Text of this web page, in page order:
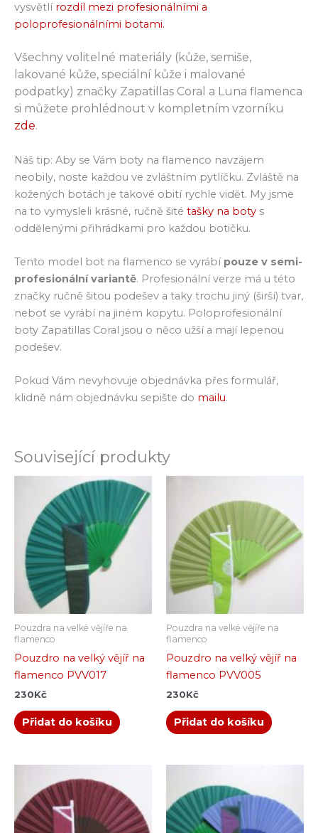
vysvětlí rozdíl mezi profesionálními a
poloprofesionálními botami.
Všechny volitelné materiály (kůže, semiše,
lakované kůže, speciální kůže i malované
podpatky) značky Zapatillas Coral a Luna flamenca
si můžete prohlédnout v kompletním vzorníku
zde.
Náš tip: Aby se Vám boty na flamenco navzájem
neobily, noste každou ve zvláštním pytlíčku. Zvláště na
kožených botách je takové obití rychle vidět. My jsme
na to vymysleli krásné, ručně šité tašky na boty s
oddělenými přihrádkami pro každou botičku.
Tento model bot na flamenco se vyrábípouze v semi-
profesionální variantě. Profesionální verze má u této
značky ručně šitou podešev a taky trochu jiný (širší) tvar,
neboť se vyrábí na jiném kopytu. Poloprofesionální
boty Zapatillas Coral jsou o něco užší a mají lepenou
podešev.
Pokud Vám nevyhovuje objednávka přes formulář,
klidně nám objednávku sepište do mailu.
Související produkty
Pouzdra na velké vějíře na
flamenco
Pouzdro na velký vějíř na
flamenco PVV017
230Kč
Přidat do košíku
Pouzdra na velké vějíře na
flamenco
Pouzdro na velký vějíř na
flamenco PVV005
230Kč
Přidat do košíku